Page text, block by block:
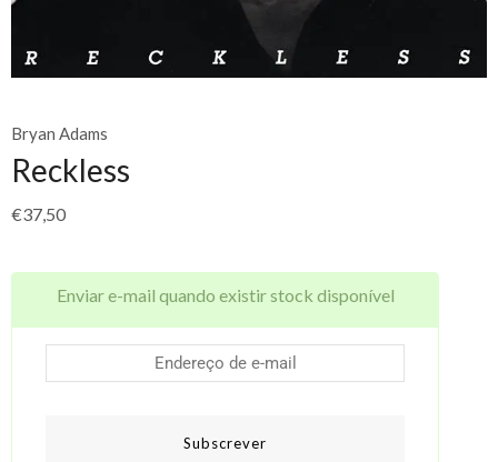
Bryan Adams
Reckless
€37,50
Enviar e-mail quando existir stock disponível
Subscrever